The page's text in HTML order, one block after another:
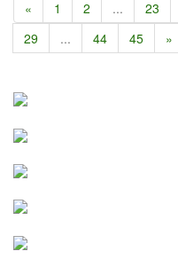
« 1 2 ... 23
29
... 44 45 »